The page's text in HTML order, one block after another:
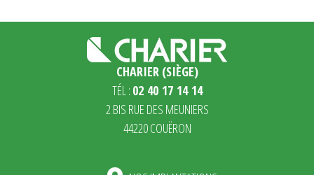
CHARIER (SIÈGE)
TÉL : 02 40 17 14 14
2 BIS RUE DES MEUNIERS
44220 COUËRON